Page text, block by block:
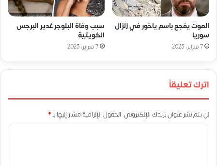
الموت يفجع باسم ياخور في زلزال
سوريا
7 فبراير، 2023
سبب وفاة البلوجر غدير البرجس
الكويتية
7 فبراير، 2023
اترك تعليقاً
لن يتم نشر عنوان بريدك الإلكتروني. الحقول الإلزامية مشار إليها بـ*